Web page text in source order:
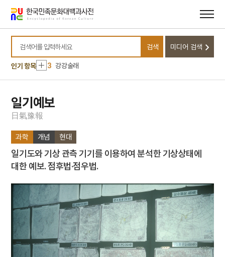
바로가기
바로가기
검색어를 입력하세요
검색 미디어 검색
인기 항목
10 견우직녀 설화
1 사천왕
2 원두표
3 강강술래
4 금성대군
5
8
한국독립당
9 가례집람
10 견우직녀 설화
1 사천왕
2
원두표
강강술래
금성대군
5
강릉사범학교
일기예보
日氣豫報
과학 개념 현대
일기도와 기상 관측 기기를 이용하여 분석한 기상상태에
대한 예보. 점후법·점우법.